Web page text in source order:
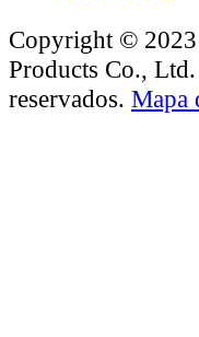
Copyright ©
Products Co.,
reservados. Mapa